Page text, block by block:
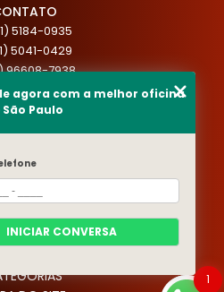
5184-0935
5041-0429
96608-7938
MENU
HOME
SOMOS
SERVIÇOS
BLOG
1
agora com a melhor oficina
São Paulo
INICIAR CONVERSA